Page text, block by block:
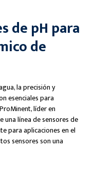
de pH para
de
la precisión y
esenciales para
líder en
línea de sensores de
para aplicaciones en el
sensores son una